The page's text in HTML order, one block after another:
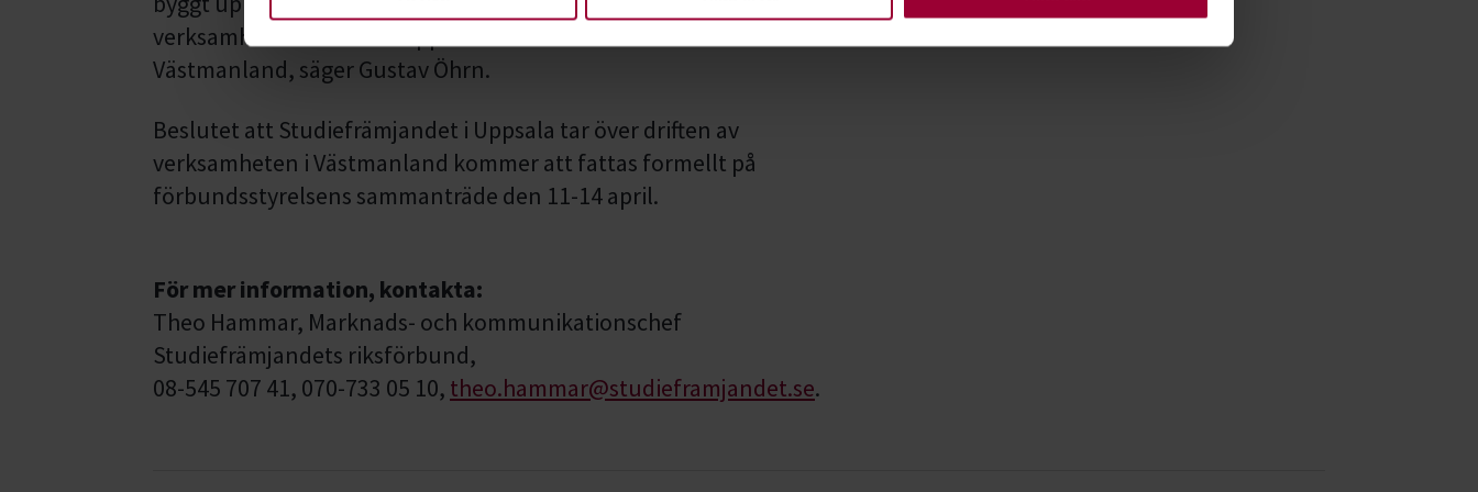
verksamhet. Det känns hoppfullt för verksamheten i
Västmanland, säger Gustav Öhrn.
Beslutet att Studiefrämjandet i Uppsala tar över driften av
verksamheten i Västmanland kommer att fattas formellt på
förbundsstyrelsens sammanträde den 11-14 april.
För mer information, kontakta:
Theo Hammar, Marknads- och kommunikationschef
Studiefrämjandets riksförbund,
08-545 707 41, 070-733 05 10, theo.hammar@studieframjandet.se.